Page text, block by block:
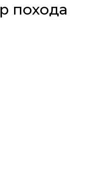
похода